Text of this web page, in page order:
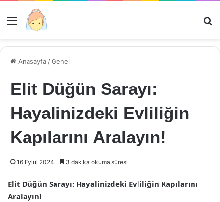
Menü
Anasayfa /Genel
Elit Düğün Sarayı:
Hayalinizdeki Evliliğin
Kapılarını Aralayın!
16 Eylül 2024 3 dakika okuma süresi
Elit Düğün Sarayı: Hayalinizdeki Evliliğin Kapılarını
Aralayın!